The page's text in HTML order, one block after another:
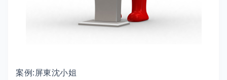
案例:屏東沈小姐